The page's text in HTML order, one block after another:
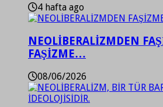
4 hafta ago
NEOLİBERALİZMDEN
FAŞİZME…
08/06/2026